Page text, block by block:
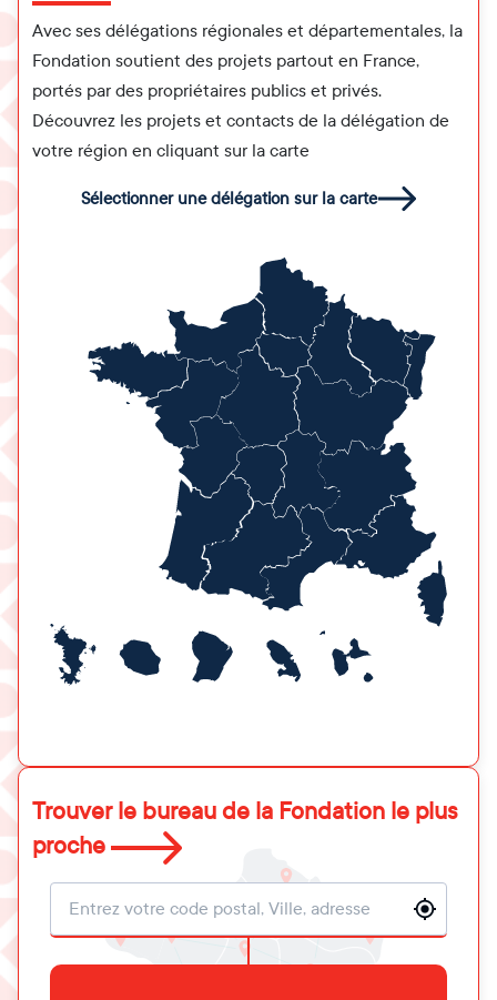
Avec ses délégations régionales et départementales, la
Fondation soutient des projets partout en France,
portés par des propriétaires publics et privés.
Découvrez les projets et contacts de la délégation de
votre région en cliquant sur la carte
Sélectionner une délégation sur la carte
Trouver le bureau de la Fondation le plus
proche
Localisation